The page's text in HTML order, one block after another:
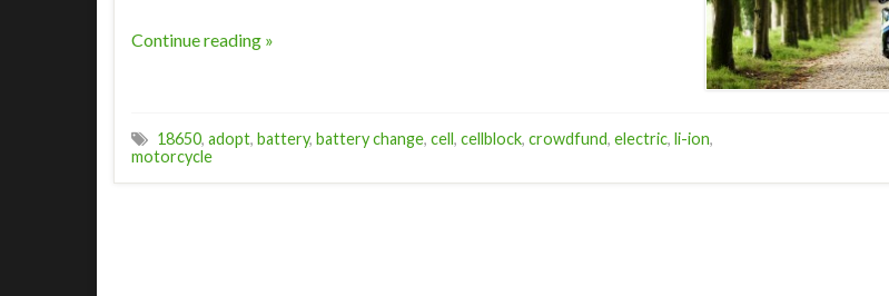
Continue reading »
18650, adopt, battery, battery change, cell, cellblock, crowdfund, electric, li-ion,
motorcycle